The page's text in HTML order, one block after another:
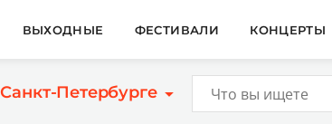
ВЫХОДНЫЕ ФЕСТИВАЛИ КОНЦЕРТЫ
Санкт-Петербурге